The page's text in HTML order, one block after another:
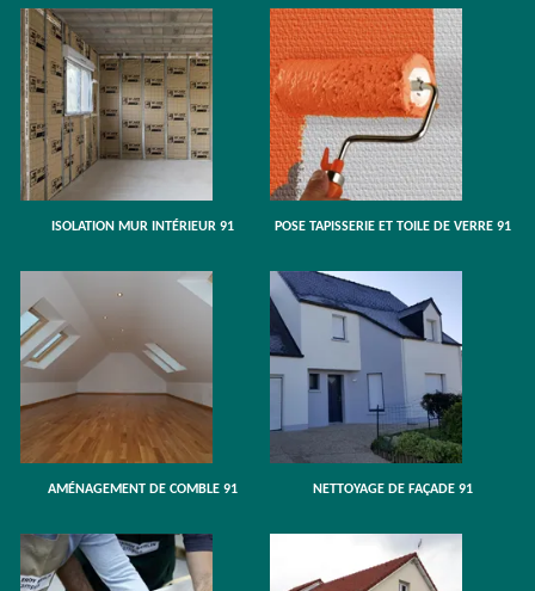
ISOLATION MUR INTÉRIEUR 91 POSE TAPISSERIE ET TOILE DE VERRE 91
AMÉNAGEMENT DE COMBLE 91 NETTOYAGE DE FAÇADE 91